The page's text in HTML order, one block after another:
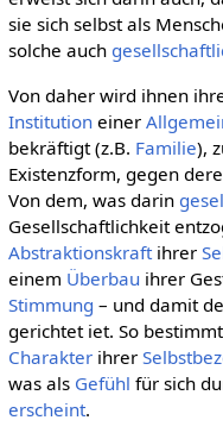
sie sich selbst als
solche auch
Von daher wird ihnen
Institutioneiner
bekräftigt (z.B. Familie),
Existenzform, gegen
Von dem, was darin
Gesellschaftlichkeit
Abstraktionskraftihrer
einem Überbau ihrer
Stimmung – und damit
gerichtet iet. So
Charakterihrer
was als Gefühl für sich
erscheint.